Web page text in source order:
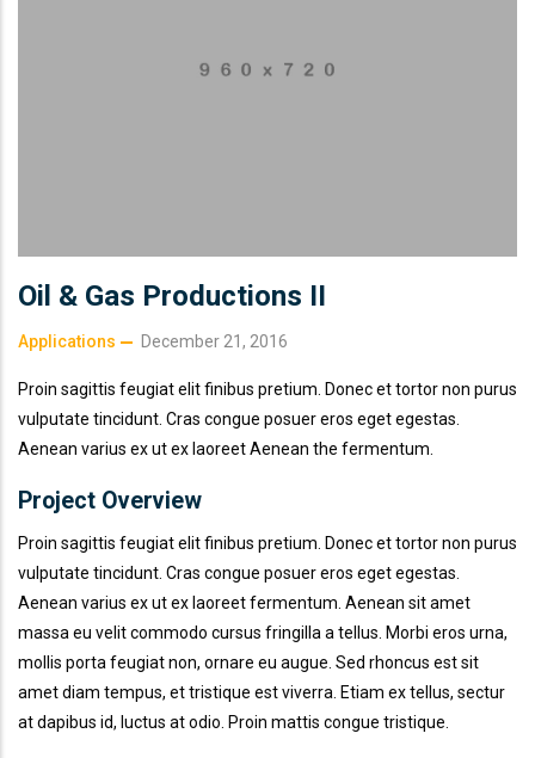
Oil & Gas Productions II
Applications December 21, 2016
Proin sagittis feugiat elit finibus pretium. Donec et tortor non purus
vulputate tincidunt. Cras congue posuer eros eget egestas.
Aenean varius ex ut ex laoreet Aenean the fermentum.
Project Overview
Proin sagittis feugiat elit finibus pretium. Donec et tortor non purus
vulputate tincidunt. Cras congue posuer eros eget egestas.
Aenean varius ex ut ex laoreet fermentum. Aenean sit amet
massa eu velit commodo cursus fringilla a tellus. Morbi eros urna,
mollis porta feugiat non, ornare eu augue. Sed rhoncus est sit
amet diam tempus, et tristique est viverra. Etiam ex tellus, sectur
at dapibus id, luctus at odio. Proin mattis congue tristique.